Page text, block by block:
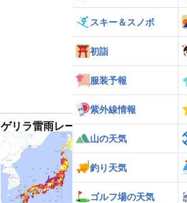
ゲリラ雷雨レーダー 世界の雨雲レ
スキー＆スノボ
初詣
服装予報
紫外線情報
山の天気
釣り天気
ゴルフ場の天気